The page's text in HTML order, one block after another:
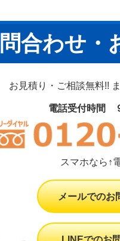
合わせ・
お見積り・ご相談無料!!
電話受付時間
スマホなら↑
メールでのお